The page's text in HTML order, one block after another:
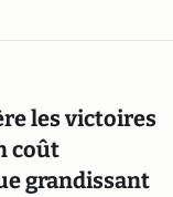
les victoires
coût
grandissant